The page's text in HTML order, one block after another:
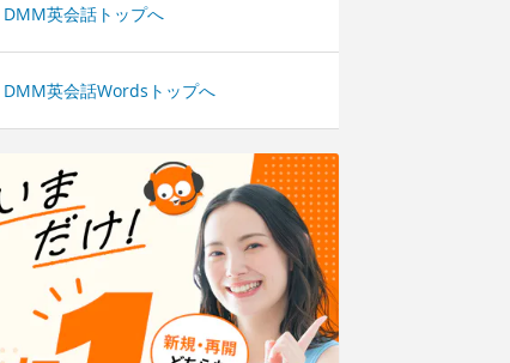
DMM英会話トップへ
DMM英会話Wordsトップへ